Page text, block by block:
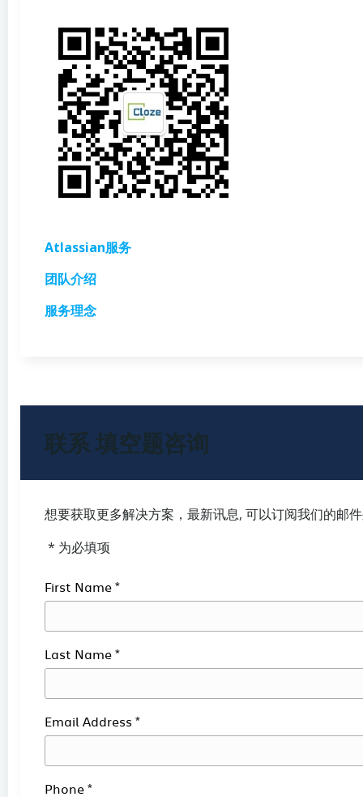
Atlassian服务
团队介绍
服务理念
联系 填空题咨询
想要获取更多解决方案，最新讯息, 可以订阅我们的邮
* 为必填项
First Name *
Last Name *
Email Address *
Phone *